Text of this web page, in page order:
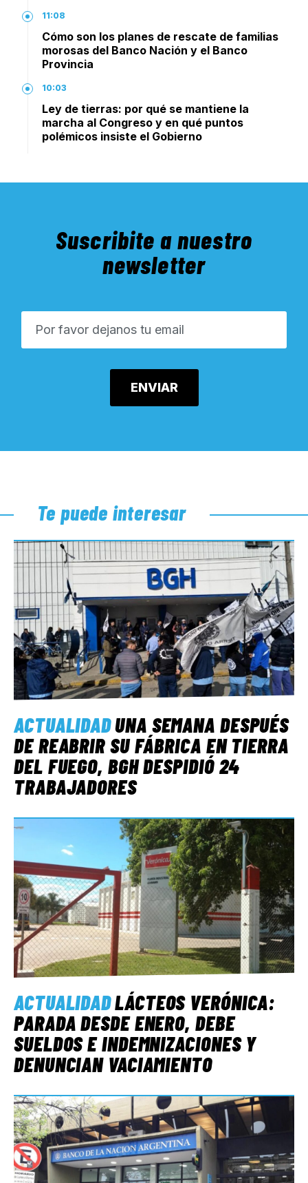
11:08
Cómo son los planes de rescate de familias
morosas del Banco Nación y el Banco
Provincia
10:03
Ley de tierras: por qué se mantiene la
marcha al Congreso y en qué puntos
polémicos insiste el Gobierno
Suscribite a nuestro
newsletter
Te puede interesar
ACTUALIDADUNA SEMANA DESPUÉS
DE REABRIR SU FÁBRICA EN TIERRA
DEL FUEGO, BGH DESPIDIÓ 24
TRABAJADORES
ACTUALIDADLÁCTEOS VERÓNICA:
PARADA DESDE ENERO, DEBE
SUELDOS E INDEMNIZACIONES Y
DENUNCIAN VACIAMIENTO